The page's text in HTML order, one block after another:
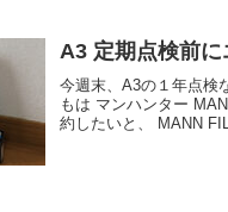
A3 定期点検前
今週末、A3の１年点検
もは マンハンター
約したいと、 MANN